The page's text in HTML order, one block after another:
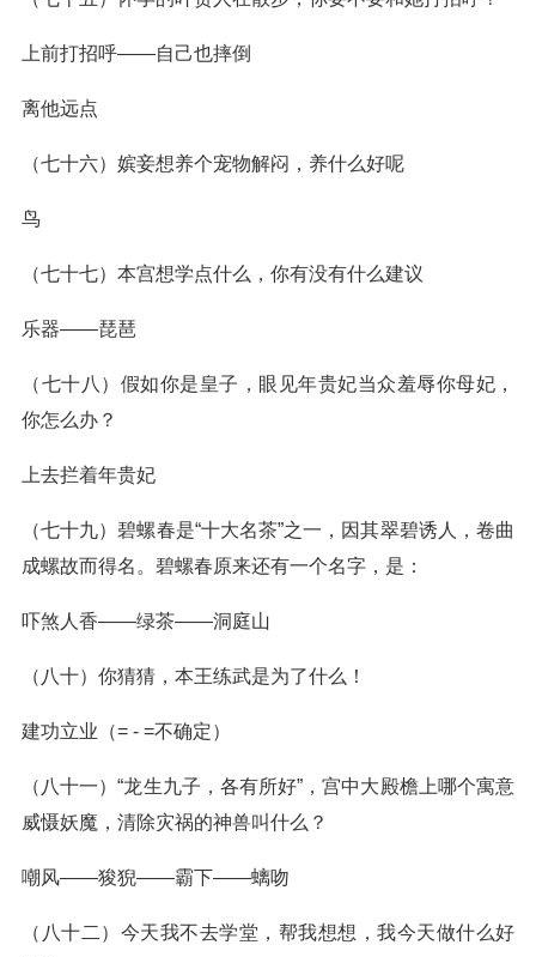
上前打招呼——自己也摔倒
离他远点
（七十六）嫔妾想养个宠物解闷，养什么好呢
鸟
（七十七）本宫想学点什么，你有没有什么建议
乐器——琵琶
（七十八）假如你是皇子，眼见年贵妃当众羞辱你母妃，
你怎么办？
上去拦着年贵妃
（七十九）碧螺春是“十大名茶”之一，因其翠碧诱人，卷曲
成螺故而得名。碧螺春原来还有一个名字，是：
吓煞人香——绿茶——洞庭山
（八十）你猜猜，本王练武是为了什么！
建功立业（= - =不确定）
（八十一）“龙生九子，各有所好”，宫中大殿檐上哪个寓意
威慑妖魔，清除灾祸的神兽叫什么？
嘲风——狻猊——霸下——螭吻
（八十二）今天我不去学堂，帮我想想，我今天做什么好